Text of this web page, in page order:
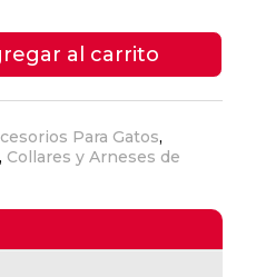
al carrito
Para Gatos,
, Collares y Arneses de